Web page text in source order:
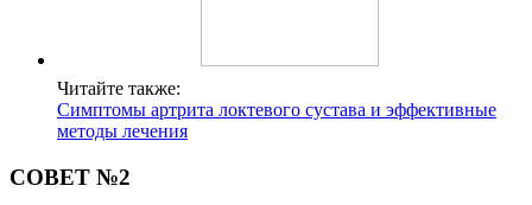
Читайте также:
Симптомы артрита локтевого сустава и эффективные
методы лечения
СОВЕТ №2